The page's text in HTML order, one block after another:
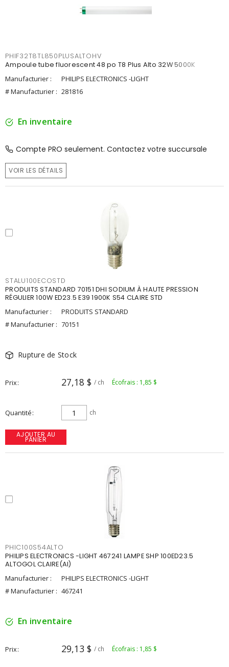
PHIF32T8TL850PLUSALTOHV
Ampoule tube fluorescent 48 po T8 Plus Alto 32W 5000K
Manufacturier :
PHILIPS ELECTRONICS -LIGHT
# Manufacturier : 281816
En inventaire
Compte PRO seulement. Contactez votre succursale
VOIR LES DÉTAILS
STALU100ECOSTD
PRODUITS STANDARD 70151 DHI SODIUM À HAUTE PRESSION
RÉGULIER 100W ED23.5 E39 1900K S54 CLAIRE STD
Manufacturier :
PRODUITS STANDARD
# Manufacturier : 70151
Rupture de Stock
Prix 27,18 $ / ch Écofrais : 1,85 $
Quantité ch
AJOUTER AU
PANIER
PHIC100S54ALTO
PHILIPS ELECTRONICS -LIGHT 467241 LAMPE SHP 100ED23.5
ALTOGOL CLAIRE(AI)
Manufacturier :
PHILIPS ELECTRONICS -LIGHT
# Manufacturier : 467241
En inventaire
Prix 29,13 $ / ch Écofrais : 1,85 $